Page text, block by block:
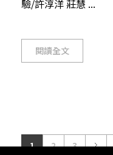
驗/許淳洋 莊慧 ...
閱讀全文
1 2 3